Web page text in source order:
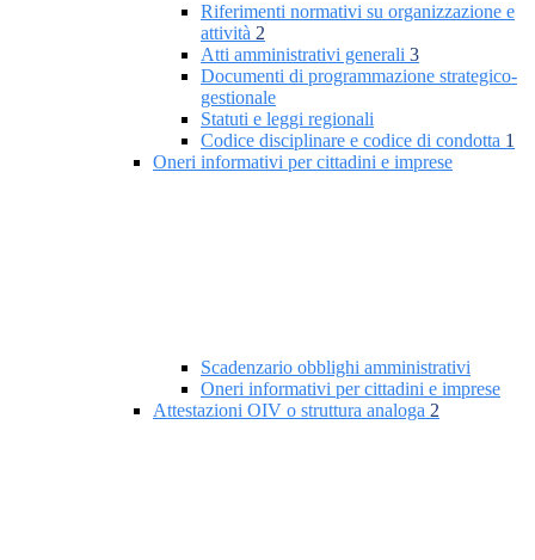
Riferimenti normativi su organizzazione e
attività 2
Atti amministrativi generali 3
Documenti di programmazione strategico-
gestionale
Statuti e leggi regionali
Codice disciplinare e codice di condotta 1
Oneri informativi per cittadini e imprese
Scadenzario obblighi amministrativi
Oneri informativi per cittadini e imprese
Attestazioni OIV o struttura analoga 2